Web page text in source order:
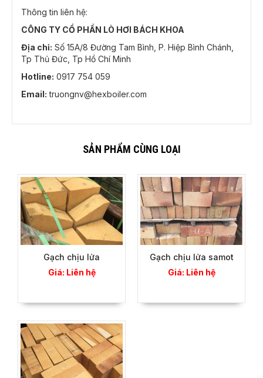
Thông tin liên hệ:
CÔNG TY CỔ PHẦN LÒ HƠI BÁCH KHOA
Địa chỉ: Số 15A/8 Đường Tam Bình, P. Hiệp Bình Chánh,
Tp Thủ Đức, Tp Hồ Chí Minh
Hotline: 0917 754 059
Email: truongnv@hexboiler.com
SẢN PHẨM CÙNG LOẠI
Gạch chịu lửa
Giá: Liên hệ
Gạch chịu lửa samot
Giá: Liên hệ